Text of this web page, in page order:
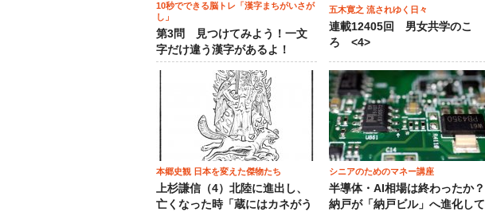
10秒でできる脳トレ「漢字まちがいさが
し」
第3問 見つけてみよう！一文
字だけ違う漢字があるよ！
五木寛之 流されゆく日々
連載12405回 男女共学のこ
ろ <4>
本郷史観 日本を変えた傑物たち
上杉謙信（4）北陸に進出し、
亡くなった時「蔵にはカネがう
シニアのためのマネー講座
半導体・AI相場は終わったか？
納戸が「納戸ビル」へ進化して